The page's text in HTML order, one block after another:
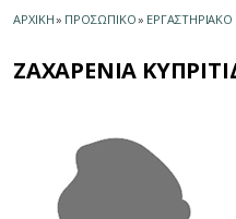
ΑΡΧΙΚΗ» ΠΡΟΣΩΠΙΚΟ»
ΖΑΧΑΡΕΝΙΑ